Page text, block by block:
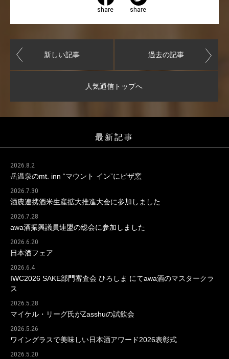
share share
新しい記事
人気通信トップへ
過去の記事
最新記事
2026.8.2
岳温泉のmt. inn “マウント イン”にピザ窯
2026.7.30
酒農連携酒米生産拡大推進大会に参加しました
2026.7.28
awa酒振興議員連盟の総会に参加しました
2026.6.20
日本酒フェア
2026.6.4
IWC2026 SAKE部門審査会 ひろしま にてawa酒のマスタークラ
ス
2026.5.28
マイケル・リーグ氏がZasshuの試飲会
2026.5.26
ワイングラスで美味しい日本酒アワード2026表彰式
2026.5.20